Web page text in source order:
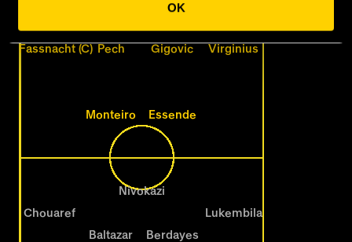
OK
Fassnacht (C) Pech Gigovic Virginius
Monteiro Essende
Nivokazi
Chouaref
Lukembila
Baltazar
Berdayes